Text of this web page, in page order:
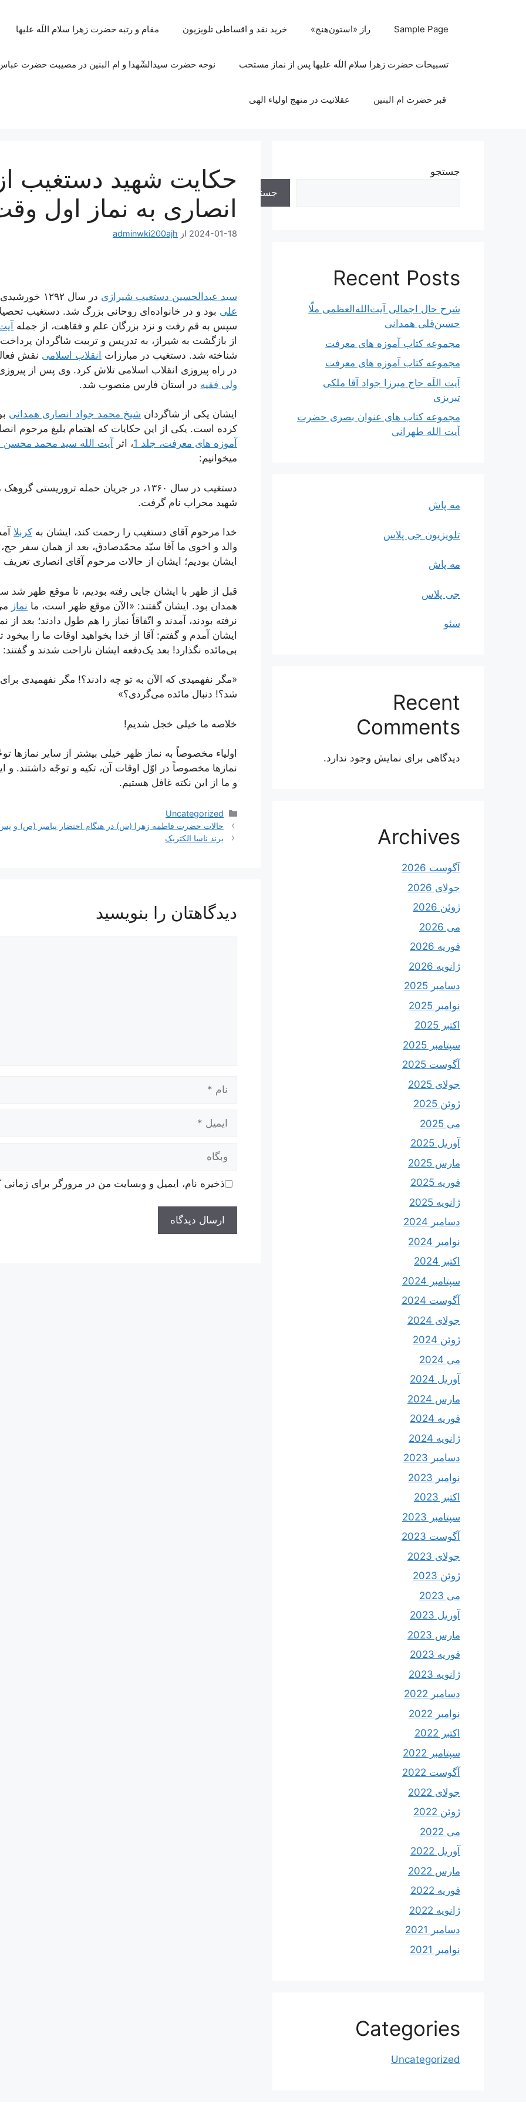
Sample Page راز «استون‌هنج» خرید نقد و اقساطی تلویزیون مقام و رتبه حضرت زهرا سلام اللَه علیها
تسبیحات حضرت زهرا سلام اللَه علیها پس از نماز مستحب نوحه حضرت سیدالشّهدا و ام البنین در مصیبت حضرت عباس
قبر حضرت ام البنین عقلانیت در منهج اولیاء الهی
حکایت شهید دستغیب
انصاری به نماز اول
2024-01-18 از adminwki200ajh
سید عبدالحسین دستغیب شیرازی در سال ۱۲۹۲ خورشیدی در شیراز به دنیا آمد. وی از نوادگان امام
علی بود و در خانواده‌ای روحانی بزرگ شد. دستغیب
سپس به قم رفت و نزد بزرگان علم و فقاهت، از جمله
از بازگشت به شیراز، به تدریس و تربیت شاگردان پرداخت
شناخته شد. دستغیب در مبارزات انقلاب اسلامی نقش
در راه پیروزی انقلاب اسلامی تلاش کرد. وی پس از
ولی فقیه در استان فارس منصوب شد.
ایشان یکی از شاگردان شیخ محمد جواد انصاری همدانی
کرده است. یکی از این حکایات که اهتمام بلیغ مرحوم
آموزه های معرفت، جلد 1
، اثر آیت الله سید محمد
میخوانیم:
دستغیب در سال ۱۳۶۰، در جریان حمله
شهید محراب نام گرفت.
خدا مرحوم آقای دستغیب را رحمت کند، ایشان به کربلا
والد و اخوی ما آقا سیّد محمّدصادق، بعد از همان سفر
ایشان بودیم؛ ایشان از حالات مرحوم آقای انصاری
قبل از ظهر با ایشان جایی رفته بودیم، تا موقع ظهر شد
همدان بود. ایشان گفتند: «الآن موقع ظهر است، ما نماز
نرفته بودند، آمدند و اتّفاقاً نماز را هم طول دادند؛ بعد
ایشان آمدم و گفتم: آقا از خدا بخواهید اوقات ما را
بی‌مائده نگذارد! بعد یک‌دفعه ایشان ناراحت شدند و گفتند:
«مگر نفهمیدی که الآن به تو چه دادند؟! مگر نفهمیدی
شد؟! دنبال مائده می‌گردی؟»
خلاصه ما خیلی خجل شدیم!
اولیاء مخصوصاً به نماز ظهر خیلی بیشتر از سایر
نمازها مخصوصاً در اوّل اوقات آن، تکیه و توجّه
و ما از این نکته غافل هستیم.
دسته‌ها
Uncategorized
ناوبری
نوشته‌ها
حالات حضرت فاطمه زهرا (س) در هنگام احتضار پیامبر (ص) و
برند ناسا الکتریک
دیدگاهتان را بنویسید
ایمیل
وبگاه
ذخیره نام، ایمیل و وبسایت من در مرورگر برای
جستجو
جستجو
Recent Posts
شرح حال اجمالی آیت‌الله‌العظمی ملّا
حسین‌قلی همدانی
مجموعه کتاب آموزه های معرفت
مجموعه کتاب آموزه های معرفت
آیت اللَه حاج میرزا جواد آقا ملکی
تبریزی
مجموعه کتاب های عنوان بصری حضرت
آیت الله طهرانی
مه پاش
تلویزیون جی پلاس
مه پاش
جی پلاس
سئو
Recent
Comments
دیدگاهی برای نمایش وجود ندارد.
Archives
آگوست 2026
جولای 2026
ژوئن 2026
می 2026
فوریه 2026
ژانویه 2026
دسامبر 2025
نوامبر 2025
اکتبر 2025
سپتامبر 2025
آگوست 2025
جولای 2025
ژوئن 2025
می 2025
آوریل 2025
مارس 2025
فوریه 2025
ژانویه 2025
دسامبر 2024
نوامبر 2024
اکتبر 2024
سپتامبر 2024
آگوست 2024
جولای 2024
ژوئن 2024
می 2024
آوریل 2024
مارس 2024
فوریه 2024
ژانویه 2024
دسامبر 2023
نوامبر 2023
اکتبر 2023
سپتامبر 2023
آگوست 2023
جولای 2023
ژوئن 2023
می 2023
آوریل 2023
مارس 2023
فوریه 2023
ژانویه 2023
دسامبر 2022
نوامبر 2022
اکتبر 2022
سپتامبر 2022
آگوست 2022
جولای 2022
ژوئن 2022
می 2022
آوریل 2022
مارس 2022
فوریه 2022
ژانویه 2022
دسامبر 2021
نوامبر 2021
Categories
Uncategorized